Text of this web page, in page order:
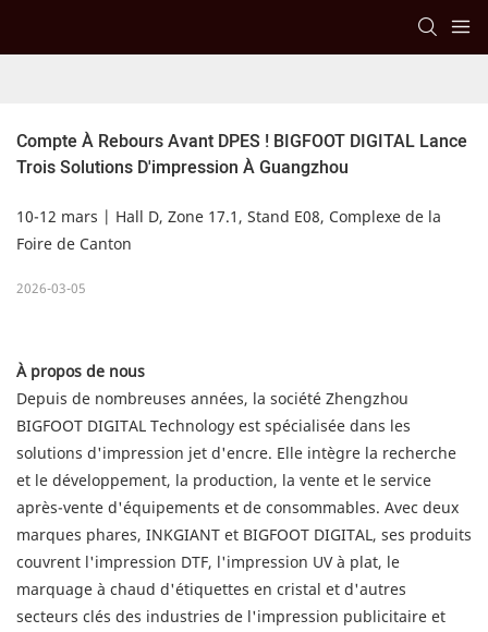
Compte À Rebours Avant DPES ! BIGFOOT DIGITAL Lance
Trois Solutions D'impression À Guangzhou
10-12 mars | Hall D, Zone 17.1, Stand E08, Complexe de la
Foire de Canton
2026-03-05
À propos de nous
Depuis de nombreuses années, la société Zhengzhou
BIGFOOT DIGITAL Technology est spécialisée dans les
solutions d'impression jet d'encre. Elle intègre la recherche
et le développement, la production, la vente et le service
après-vente d'équipements et de consommables. Avec deux
marques phares, INKGIANT et BIGFOOT DIGITAL, ses produits
couvrent l'impression DTF, l'impression UV à plat, le
marquage à chaud d'étiquettes en cristal et d'autres
secteurs clés des industries de l'impression publicitaire et